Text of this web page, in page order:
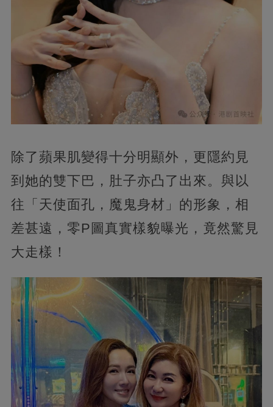
除了蘋果肌變得十分明顯外，更隱約見
到她的雙下巴，肚子亦凸了出來。與以
往「天使面孔，魔鬼身材」的形象，相
差甚遠，零P圖真實樣貌曝光，竟然驚見
大走樣！